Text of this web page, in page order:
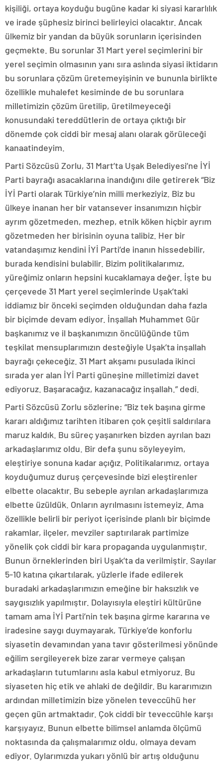
kişiliği, ortaya koyduğu bugüne kadar ki siyasi kararlılık
ve irade şüphesiz birinci belirleyici olacaktır. Ancak
ülkemiz bir yandan da büyük sorunların içerisinden
geçmekte. Bu sorunlar 31 Mart yerel seçimlerini bir
yerel seçimin olmasının yanı sıra aslında siyasi iktidarın
bu sorunlara çözüm üretemeyişinin ve bununla birlikte
özellikle muhalefet kesiminde de bu sorunlara
milletimizin çözüm üretilip, üretilmeyeceği
konusundaki tereddütlerin de ortaya çıktığı bir
dönemde çok ciddi bir mesaj alanı olarak görüleceği
kanaatindeyim.
Parti Sözcüsü Zorlu, 31 Mart’ta Uşak Belediyesi’ne İYİ
Parti bayrağı asacaklarına inandığını dile getirerek “Biz
İYİ Parti olarak Türkiye’nin milli merkeziyiz. Biz bu
ülkeye inanan her bir vatansever insanımızın hiçbir
ayrım gözetmeden, mezhep, etnik köken hiçbir ayrım
gözetmeden her birisinin oyuna talibiz. Her bir
vatandaşımız kendini İYİ Parti’de inanın hissedebilir,
burada kendisini bulabilir. Bizim politikalarımız,
yüreğimiz onların hepsini kucaklamaya değer. İşte bu
çerçevede 31 Mart yerel seçimlerinde Uşak’taki
iddiamız bir önceki seçimden olduğundan daha fazla
bir biçimde devam ediyor. İnşallah Muhammet Gür
başkanımız ve il başkanımızın öncülüğünde tüm
teşkilat mensuplarımızın desteğiyle Uşak’ta inşallah
bayrağı çekeceğiz. 31 Mart akşamı pusulada ikinci
sırada yer alan İYİ Parti güneşine milletimizi davet
ediyoruz. Başaracağız, kazanacağız inşallah.” dedi.
Parti Sözcüsü Zorlu sözlerine; “Biz tek başına girme
kararı aldığımız tarihten itibaren çok çeşitli saldırılara
maruz kaldık. Bu süreç yaşanırken bizden ayrılan bazı
arkadaşlarımız oldu. Bir defa şunu söyleyeyim,
eleştiriye sonuna kadar açığız. Politikalarımız, ortaya
koyduğumuz duruş çerçevesinde bizi eleştirenler
elbette olacaktır. Bu sebeple ayrılan arkadaşlarımıza
elbette üzüldük. Onların ayrılmasını istemeyiz. Ama
özellikle belirli bir periyot içerisinde planlı bir biçimde
rakamlar, ilçeler, mevziler saptırılarak partimize
yönelik çok ciddi bir kara propaganda uygulanmıştır.
Bunun örneklerinden biri Uşak’ta da verilmiştir. Sayılar
5-10 katına çıkartılarak, yüzlerle ifade edilerek
buradaki arkadaşlarımızın emeğine bir haksızlık ve
saygısızlık yapılmıştır. Dolayısıyla eleştiri kültürüne
tamam ama İYİ Parti’nin tek başına girme kararına ve
iradesine saygı duymayarak, Türkiye’de konforlu
siyasetin devamından yana tavır gösterilmesi yönünde
eğilim sergileyerek bize zarar vermeye çalışan
arkadaşların tutumlarını asla kabul etmiyoruz. Bu
siyaseten hiç etik ve ahlaki de değildir. Bu kararımızın
ardından milletimizin bize yönelen teveccühü her
geçen gün artmaktadır. Çok ciddi bir teveccühle karşı
karşıyayız. Bunun elbette bilimsel anlamda ölçümü
noktasında da çalışmalarımız oldu, olmaya devam
ediyor. Oylarımızda yukarı yönlü bir artış olduğunu